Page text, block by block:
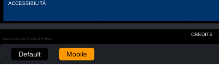
ACCESSIBILITÀ
CREDITS
Realizzato con Plone & Python
Default Mobile